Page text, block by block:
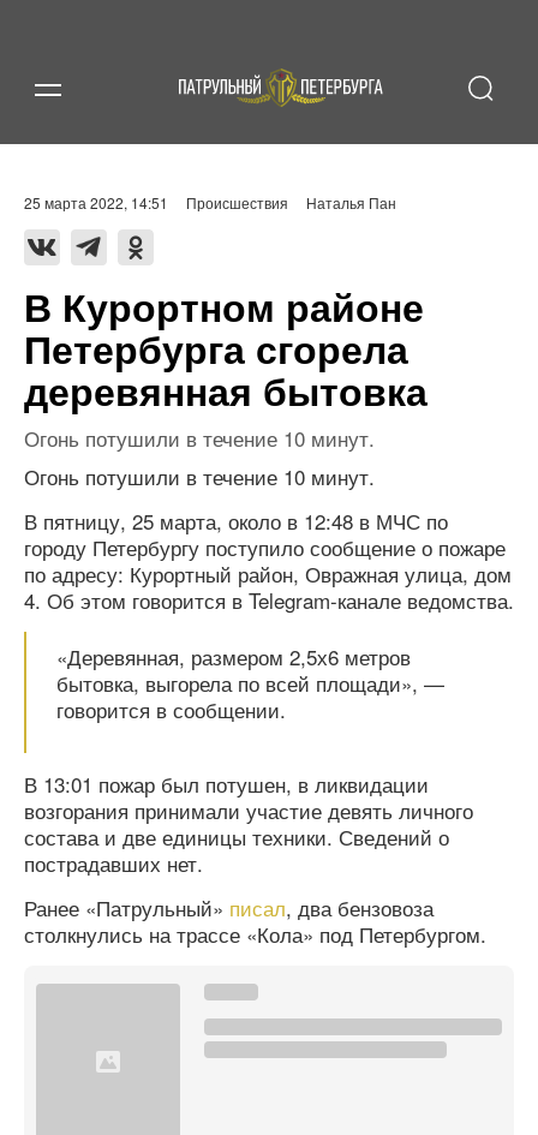
25 марта 2022, 14:51 Происшествия Наталья Пан
В Курортном районе
Петербурга сгорела
деревянная бытовка
Огонь потушили в течение 10 минут.
Огонь потушили в течение 10 минут.
В пятницу, 25 марта, около в 12:48 в МЧС по
городу Петербургу поступило сообщение о пожаре
по адресу: Курортный район, Овражная улица, дом
4. Об этом говорится в Telegram-канале ведомства.
«Деревянная, размером 2,5х6 метров
бытовка, выгорела по всей площади», —
говорится в сообщении.
В 13:01 пожар был потушен, в ликвидации
возгорания принимали участие девять личного
состава и две единицы техники. Сведений о
пострадавших нет.
Ранее «Патрульный» писал, два бензовоза
столкнулись на трассе «Кола» под Петербургом.